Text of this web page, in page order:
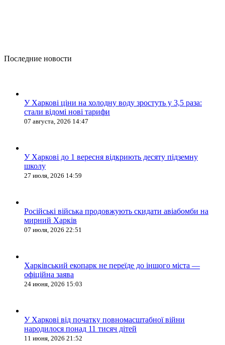
Последние новости
У Харкові ціни на холодну воду зростуть у 3,5 раза:
стали відомі нові тарифи
07 августа, 2026 14:47
У Харкові до 1 вересня відкриють десяту підземну
школу
27 июля, 2026 14:59
Російські війська продовжують скидати авіабомби на
мирний Харків
07 июля, 2026 22:51
Харківський екопарк не переїде до іншого міста —
офіційна заява
24 июня, 2026 15:03
У Харкові від початку повномасштабної війни
народилося понад 11 тисяч дітей
11 июня, 2026 21:52